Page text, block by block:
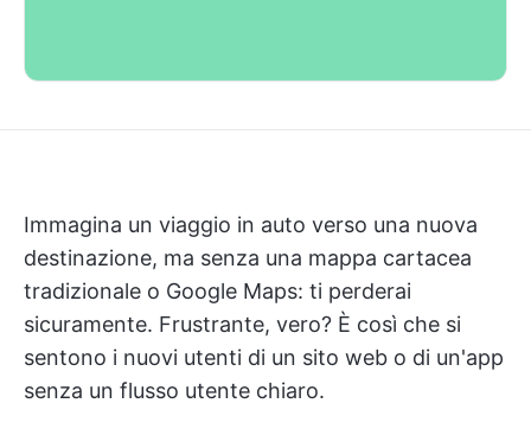
Immagina un viaggio in auto verso una nuova
destinazione, ma senza una mappa cartacea
tradizionale o Google Maps: ti perderai
sicuramente. Frustrante, vero? È così che si
sentono i nuovi utenti di un sito web o di un'app
senza un flusso utente chiaro.